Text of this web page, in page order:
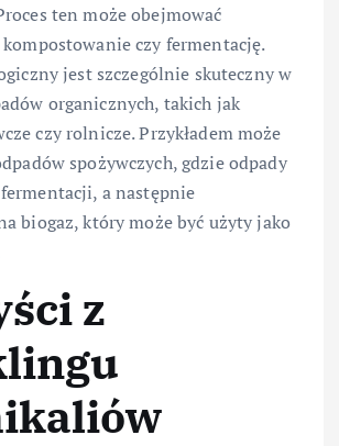
ten może obejmować
czy fermentację.
jest szczególnie skuteczny w
organicznych, takich jak
czy rolnicze. Przykładem może
spożywczych, gdzie odpady
a następnie
biogaz, który może być użyty jako
z